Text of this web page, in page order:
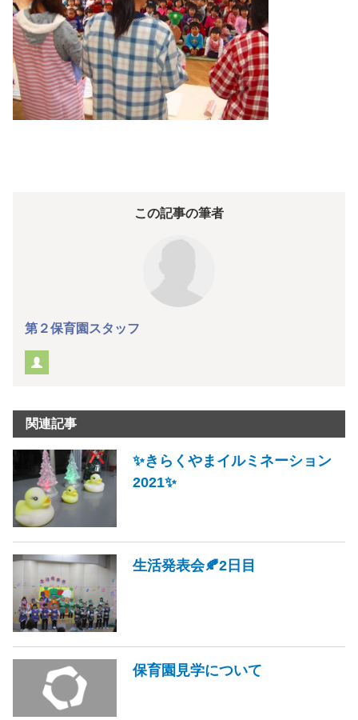
この記事の筆者
第２保育園スタッフ
関連記事
✨きらくやまイルミネーション
2021✨
生活発表会🍂2日目
保育園見学について